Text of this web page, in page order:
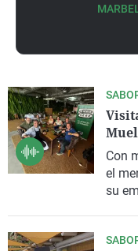
Con
el
su